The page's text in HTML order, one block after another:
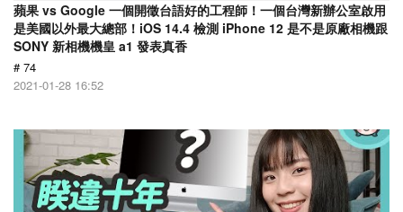
蘋果 vs Google 一個開徵台語好的工程師！一個台灣新辦公室啟用
是美國以外最大總部！iOS 14.4 檢測 iPhone 12 是不是原廠相機跟
SONY 新相機機皇 a1 發表真香
# 74
2021-01-28 16:52